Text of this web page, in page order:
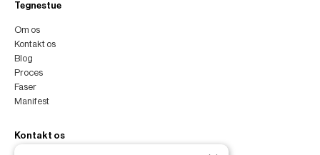
Tegnestue
Om os
Kontakt os
Blog
Proces
Faser
Manifest
Kontakt os